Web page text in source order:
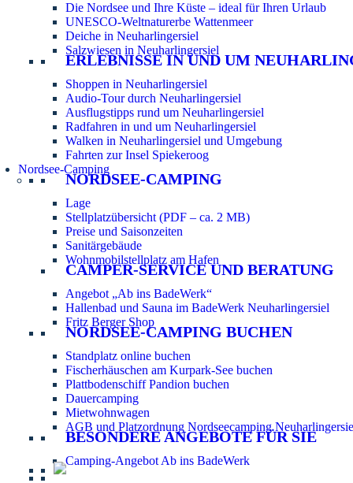
Die Nordsee und Ihre Küste – ideal für Ihren Urlaub
UNESCO-Weltnaturerbe Wattenmeer
Deiche in Neuharlingersiel
Salzwiesen in Neuharlingersiel
ERLEBNISSE IN UND UM
Shoppen in Neuharlingersiel
Audio-Tour durch Neuharlingersiel
Ausflugstipps rund um Neuharlingersiel
Radfahren in und um Neuharlingersiel
Walken in Neuharlingersiel und Umgebung
Fahrten zur Insel Spiekeroog
Nordsee-Camping
NORDSEE-CAMPING
Lage
Stellplatzübersicht (PDF – ca. 2 MB)
Preise und Saisonzeiten
Sanitärgebäude
Wohnmobilstellplatz am Hafen
CAMPER-SERVICE UND BERATUNG
Angebot „Ab ins BadeWerk“
Hallenbad und Sauna im BadeWerk Neuharlingersiel
Fritz Berger Shop
NORDSEE-CAMPING BUCHEN
Standplatz online buchen
Fischerhäuschen am Kurpark-See buchen
Plattbodenschiff Pandion buchen
Dauercamping
Mietwohnwagen
AGB und Platzordnung Nordseecamping
BESONDERE ANGEBOTE FÜR SIE
Camping-Angebot Ab ins BadeWerk